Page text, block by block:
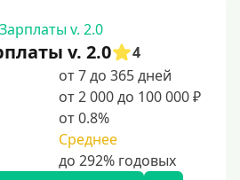
кредитных обязательств
v. 2.0
4
от 7 до 365 дней
от 2 000 до 100 000 ₽
от 0.8%
Среднее